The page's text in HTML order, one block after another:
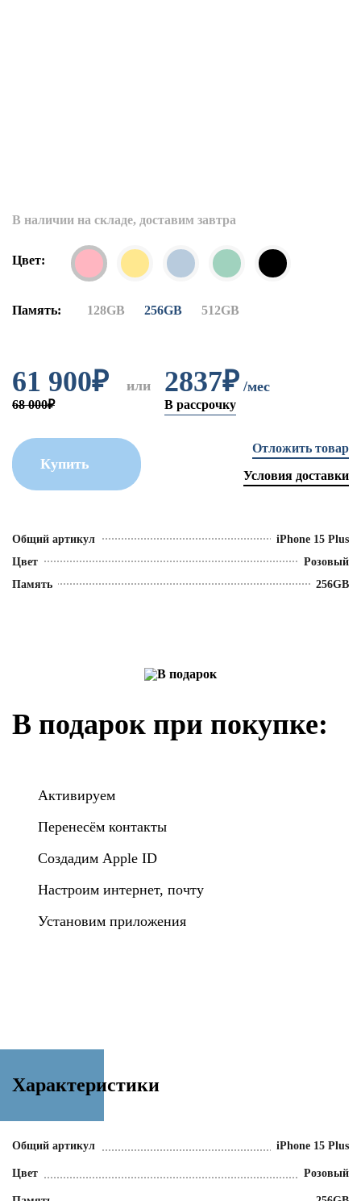
В наличии на складе, доставим завтра
Цвет:
Память: 128GB 256GB 512GB
61 900₽ или 2837₽ /мес
В рассрочку
68 000₽
Купить
Отложить товар
Условия доставки
Общий артикул
iPhone 15 Plus
Цвет
Розовый
Память
256GB
В подарок при покупке:
Активируем
Перенесём контакты
Создадим Apple ID
Настроим интернет, почту
Установим приложения
Характеристики
Общий артикул iPhone 15 Plus
Цвет Розовый